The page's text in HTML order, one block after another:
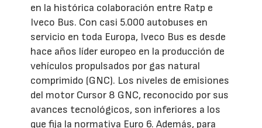
en la histórica colaboración entre Ratp e
Iveco Bus. Con casi 5.000 autobuses en
servicio en toda Europa, Iveco Bus es desde
hace años líder europeo en la producción de
vehículos propulsados por gas natural
comprimido (GNC). Los niveles de emisiones
del motor Cursor 8 GNC, reconocido por sus
avances tecnológicos, son inferiores a los
que fija la normativa Euro 6. Además, para